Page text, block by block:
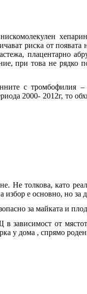
риска от появата
плацентарно
при това не рядко
с тромбофилия
2000- 2012г, то
толкова, като
е основно, но за
за майката и
зависимост от
у дома , спрямо